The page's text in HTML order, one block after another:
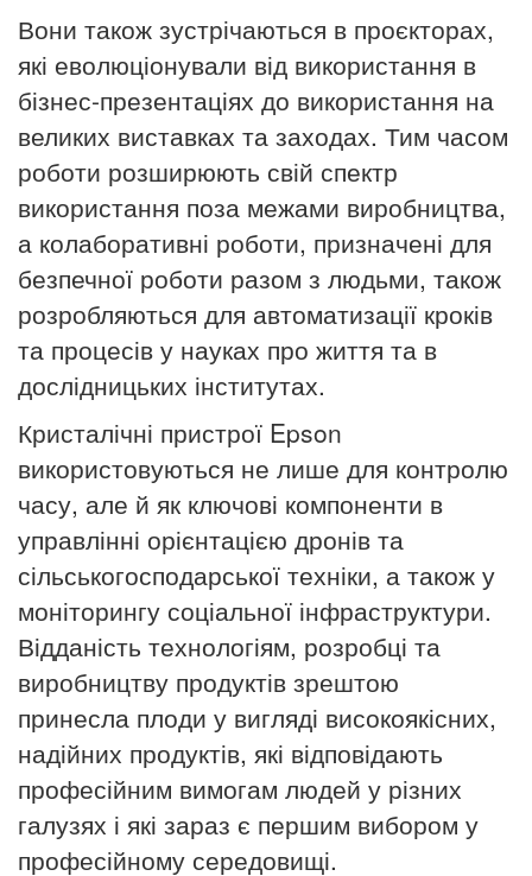
Вони також зустрічаються в проєкторах,
які еволюціонували від використання в
бізнес-презентаціях до використання на
великих виставках та заходах. Тим часом
роботи розширюють свій спектр
використання поза межами виробництва,
а колаборативні роботи, призначені для
безпечної роботи разом з людьми, також
розробляються для автоматизації кроків
та процесів у науках про життя та в
дослідницьких інститутах.
Кристалічні пристрої Epson
використовуються не лише для контролю
часу, але й як ключові компоненти в
управлінні орієнтацією дронів та
сільськогосподарської техніки, а також у
моніторингу соціальної інфраструктури.
Відданість технологіям, розробці та
виробництву продуктів зрештою
принесла плоди у вигляді високоякісних,
надійних продуктів, які відповідають
професійним вимогам людей у ​​різних
галузях і які зараз є першим вибором у
професійному середовищі.